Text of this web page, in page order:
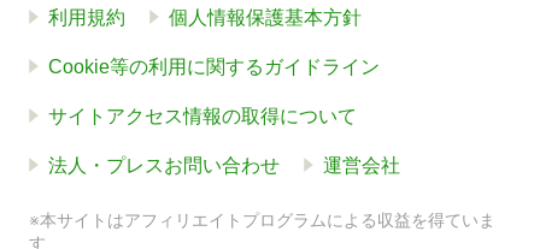
利用規約 個人情報保護基本方針
Cookie等の利用に関するガイドライン
サイトアクセス情報の取得について
法人・プレスお問い合わせ 運営会社
※本サイトはアフィリエイトプログラムによる収益を得ていま
す